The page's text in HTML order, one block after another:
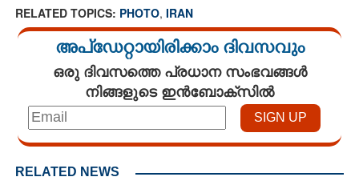
RELATED TOPICS: PHOTO, IRAN
അപ്ഡേറ്റായിരിക്കാം ദിവസവും
ഒരു ദിവസത്തെ പ്രധാന സംഭവങ്ങൾ
നിങ്ങളുടെ ഇൻബോക്സിൽ
RELATED NEWS